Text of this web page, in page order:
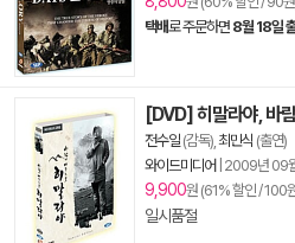
택배로 주문하면 8월 18일
[DVD] 히말라야, 바
전수일 (감독), 최민식 (출연)
와이드미디어 2009년 09
9,900원 (61% 할인 / 100
일시품절